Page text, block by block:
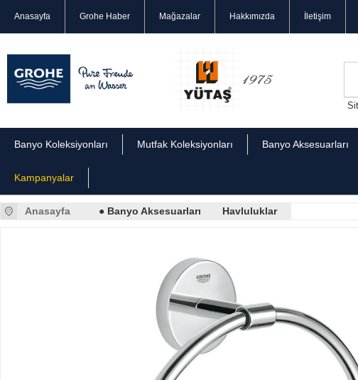
Anasayfa Grohe Haber Mağazalar Hakkımızda İletişim
Banyo Koleksiyonları Mutfak Koleksiyonları Banyo Aksesuarları
Kampanyalar
Anasayfa ● Banyo Aksesuarları Havluluklar